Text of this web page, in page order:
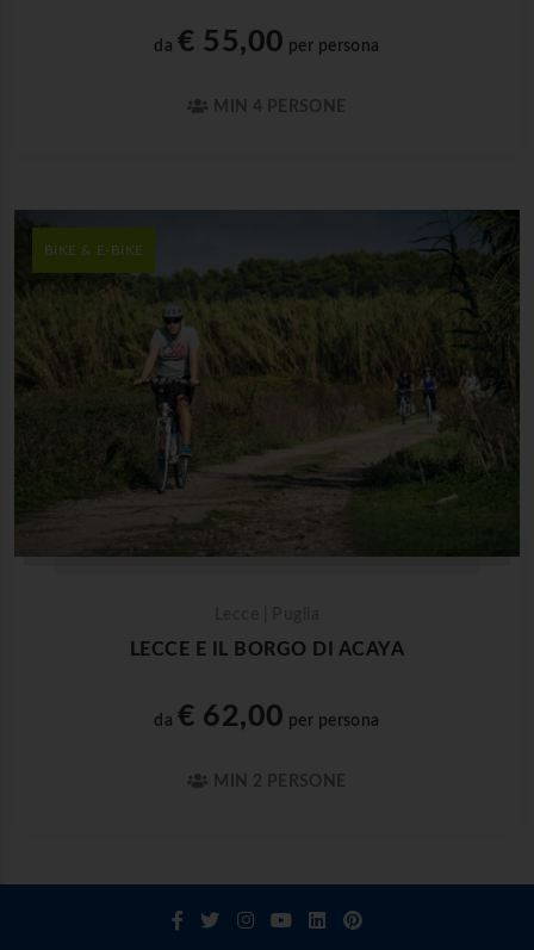
da € 55,00 per persona
MIN 4 PERSONE
BIKE & E-BIKE
LECCE E IL BORGO DI ACAYA
da € 62,00 per persona
MIN 2 PERSONE